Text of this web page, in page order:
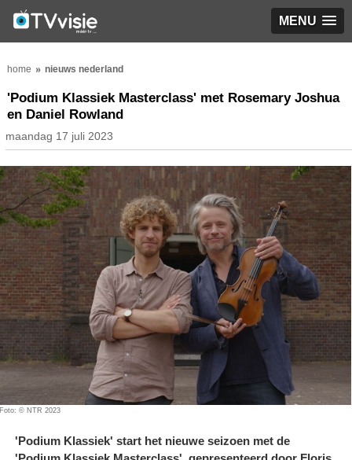
MENU
home nieuws nederland
'Podium Klassiek Masterclass' met Rosemary Joshua
en Daniel Rowland
maandag 17 juli 2023
Foto: © NTR 2023
'Podium Klassiek' start het nieuwe seizoen met de